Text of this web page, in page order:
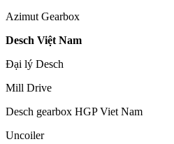
Azimut Gearbox
Desch Việt Nam
Đại lý Desch
Mill Drive
Desch gearbox HGP Viet Nam
Uncoiler